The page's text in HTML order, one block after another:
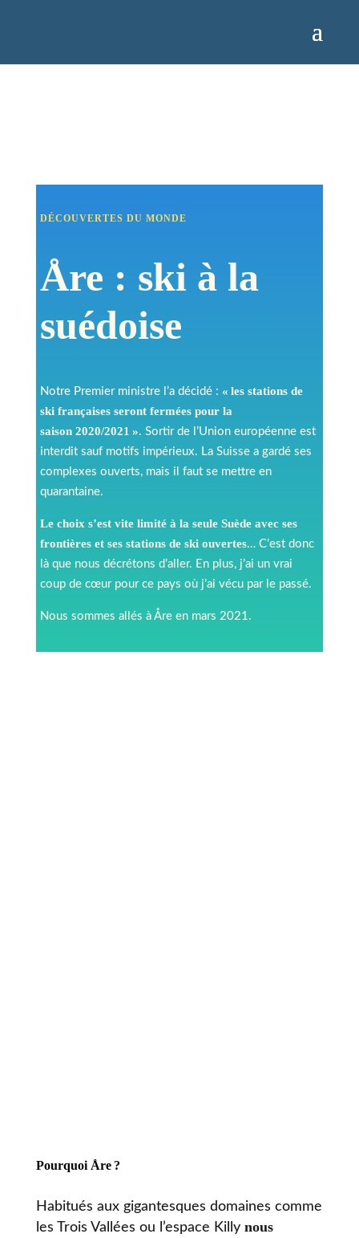
DÉCOUVERTES DU MONDE
Åre : ski à la
suédoise
Notre Premier ministre l’a décidé : « les stations de
ski françaises seront fermées pour la
saison 2020/2021 ». Sortir de l’Union européenne est
interdit sauf motifs impérieux. La Suisse a gardé ses
complexes ouverts, mais il faut se mettre en
quarantaine.
Le choix s’est vite limité à la seule Suède avec ses
frontières et ses stations de ski ouvertes… C’est donc
là que nous décrétons d’aller. En plus, j’ai un vrai
coup de cœur pour ce pays où j’ai vécu par le passé.
Nous sommes allés à Åre en mars 2021.
Pourquoi Åre ?
Habitués aux gigantesques domaines comme
les Trois Vallées ou l’espace Killy nous